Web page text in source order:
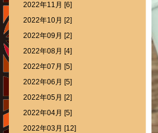
2022年11月 [6]
2022年10月 [2]
2022年09月 [2]
2022年08月 [4]
2022年07月 [5]
2022年06月 [5]
2022年05月 [2]
2022年04月 [5]
2022年03月 [12]